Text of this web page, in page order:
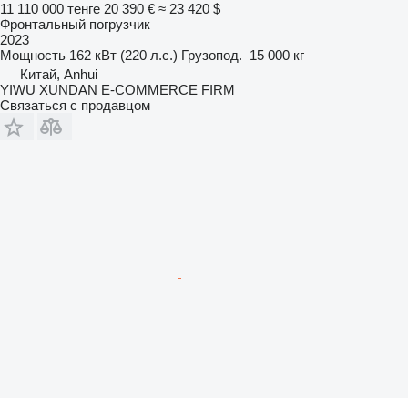
11 110 000 тенге 20 390 € ≈ 23 420 $
Фронтальный погрузчик
2023
Мощность 162 кВт (220 л.с.) Грузопод. 15 000 кг
Китай, Anhui
YIWU XUNDAN E-COMMERCE FIRM
Связаться с продавцом